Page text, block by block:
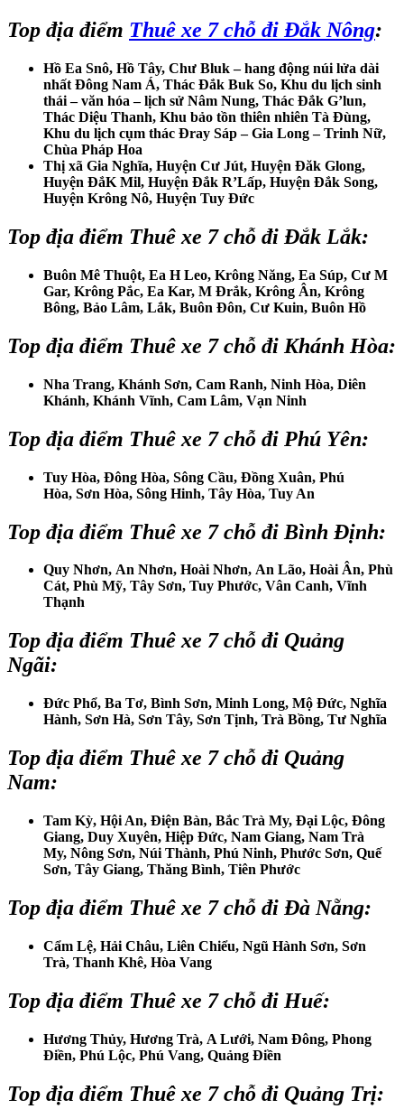
Top địa điểm Thuê xe 7 chỗ đi Đắk Nông:
Hồ Ea Snô, Hồ Tây, Chư Bluk – hang động núi lửa dài
nhất Đông Nam Á, Thác Đắk Buk So, Khu du lịch sinh
thái – văn hóa – lịch sử Nâm Nung, Thác Đắk G’lun,
Thác Diệu Thanh, Khu bảo tồn thiên nhiên Tà Đùng,
Khu du lịch cụm thác Đray Sáp – Gia Long – Trinh Nữ,
Chùa Pháp Hoa
Thị xã Gia Nghĩa, Huyện Cư Jút, Huyện Đăk Glong,
Huyện ĐắK Mil, Huyện Đắk R’Lấp, Huyện Đắk Song,
Huyện Krông Nô, Huyện Tuy Đức
Top địa điểm Thuê xe 7 chỗ đi Đắk Lắk:
Buôn Mê Thuột, Ea H Leo, Krông Năng, Ea Súp, Cư M
Gar, Krông Pắc, Ea Kar, M Đrắk, Krông Ân, Krông
Bông, Bảo Lâm, Lắk, Buôn Đôn, Cư Kuin, Buôn Hồ
Top địa điểm Thuê xe 7 chỗ đi Khánh Hòa:
Nha Trang, Khánh Sơn, Cam Ranh, Ninh Hòa, Diên
Khánh, Khánh Vĩnh, Cam Lâm, Vạn Ninh
Top địa điểm Thuê xe 7 chỗ đi Phú Yên:
Tuy Hòa, Đông Hòa, Sông Cầu, Đồng Xuân, Phú
Hòa, Sơn Hòa, Sông Hinh, Tây Hòa, Tuy An
Top địa điểm Thuê xe 7 chỗ đi Bình Định:
Quy Nhơn, An Nhơn, Hoài Nhơn, An Lão, Hoài Ân, Phù
Cát, Phù Mỹ, Tây Sơn, Tuy Phước, Vân Canh, Vĩnh
Thạnh
Top địa điểm Thuê xe 7 chỗ đi Quảng
Ngãi:
Đức Phổ, Ba Tơ, Bình Sơn, Minh Long, Mộ Đức, Nghĩa
Hành, Sơn Hà, Sơn Tây, Sơn Tịnh, Trà Bồng, Tư Nghĩa
Top địa điểm Thuê xe 7 chỗ đi Quảng
Nam:
Tam Kỳ, Hội An, Điện Bàn, Bắc Trà My, Đại Lộc, Đông
Giang, Duy Xuyên, Hiệp Đức, Nam Giang, Nam Trà
My, Nông Sơn, Núi Thành, Phú Ninh, Phước Sơn, Quế
Sơn, Tây Giang, Thăng Bình, Tiên Phước
Top địa điểm Thuê xe 7 chỗ đi Đà Nẵng:
Cẩm Lệ, Hải Châu, Liên Chiểu, Ngũ Hành Sơn, Sơn
Trà, Thanh Khê, Hòa Vang
Top địa điểm Thuê xe 7 chỗ đi Huế:
Hương Thủy, Hương Trà, A Lưới, Nam Đông, Phong
Điền, Phú Lộc, Phú Vang, Quảng Điền
Top địa điểm Thuê xe 7 chỗ đi Quảng Trị: